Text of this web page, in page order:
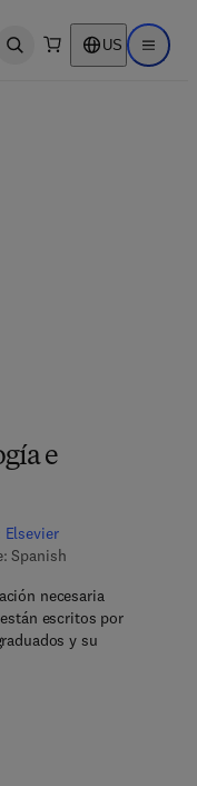
Open search US Open
e
Elsevier
Spanish
necesaria
escritos por
y su